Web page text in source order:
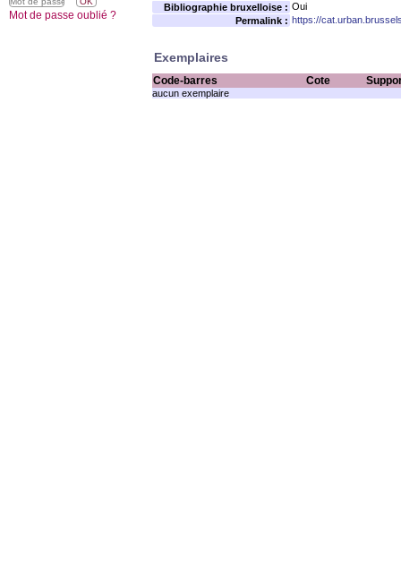
Bibliographie bruxelloise : Oui
Permalink : https://
Exemplaires
Code-barres Cote
aucun exemplaire
Mot de passe oublié ?